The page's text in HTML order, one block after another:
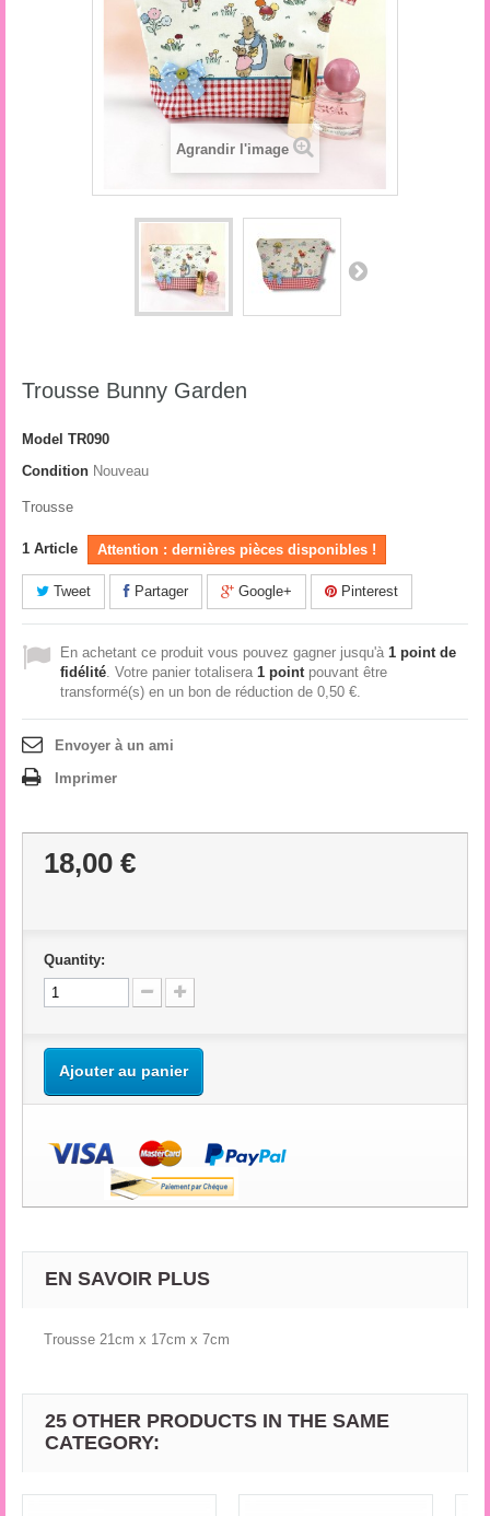
Agrandir l'image
Trousse Bunny Garden
Model TR090
Condition Nouveau
Trousse
1 Article Attention : dernières pièces disponibles !
Tweet Partager Google+ Pinterest
En achetant ce produit vous pouvez gagner jusqu'à 1 point de
fidélité. Votre panier totalisera 1 pointpouvant être
transformé(s) en un bon de réduction de 0,50 €.
Envoyer à un ami
Imprimer
18,00 €
Quantity:
Ajouter au panier
EN SAVOIR PLUS
Trousse 21cm x 17cm x 7cm
25 OTHER PRODUCTS IN THE SAME
CATEGORY: